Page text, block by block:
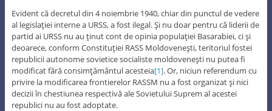
Evident că decretul din 4 noiembrie 1940, chiar din punctul de vedere
al legislaţiei interne a URSS, a fost ilegal. Şi nu doar pentru că liderii de
partid ai URSS nu au ţinut cont de opinia populaţiei Basarabiei, ci şi
deoarece, conform Constituţiei RASS Moldoveneşti, teritoriul fostei
republicii autonome sovietice socialiste moldoveneşti nu putea fi
modificat fără consimţământul acesteia[1]. Or, niciun referendum cu
privire la modificarea frontierelor RASSM nu a fost organizat şi nici
decizii în chestiunea respectivă ale Sovietului Suprem al acestei
republici nu au fost adoptate.